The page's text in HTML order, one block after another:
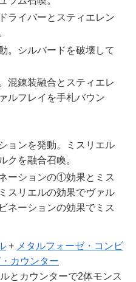
ライバーとスティエレン
。シルバードを破壊して
混錬装融合とスティエレ
ルフレイを手札バウン
ョンを発動。ミスリエル
クを融合召喚。
ーションの①効果とミス
スリエルの効果でヴァル
ネーションの効果でミス
+ メタルフォーゼ・コンビ
カウンター
とカウンターで2体モンス